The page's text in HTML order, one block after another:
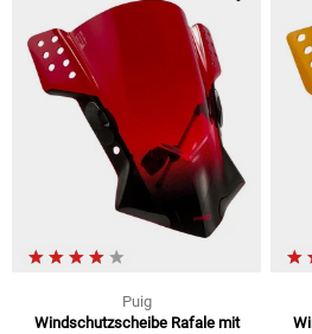
Puig
Windschutzscheibe Rafale mit